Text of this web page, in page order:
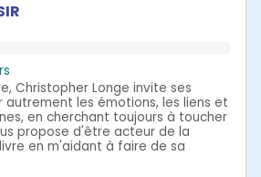
Christopher Longe invite ses
les émotions, les liens et
en cherchant toujours à toucher
propose d'être acteur de la
en m'aidant à faire de sa